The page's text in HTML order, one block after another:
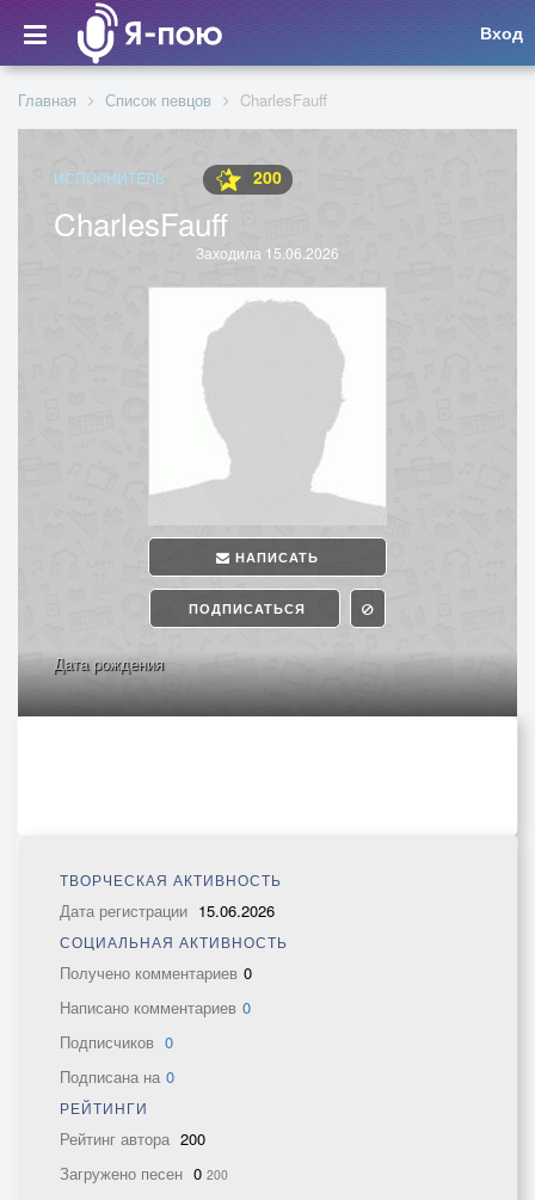
Вход
Главная Список певцов CharlesFauff
ИСПОЛНИТЕЛЬ 200
CharlesFauff
Заходила 15.06.2026
НАПИСАТЬ
ПОДПИСАТЬСЯ
Дата рождения
ТВОРЧЕСКАЯ АКТИВНОСТЬ
Дата регистрации 15.06.2026
СОЦИАЛЬНАЯ АКТИВНОСТЬ
Получено комментариев 0
Написано комментариев 0
Подписчиков 0
Подписана на 0
РЕЙТИНГИ
Рейтинг автора 200
Загружено песен 0 200